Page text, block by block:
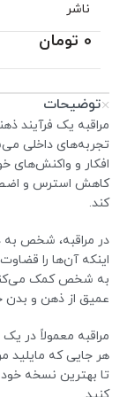
ناشر
0 تومان
توضیحات
مراقبه یک فرآیند
تجربه‌های داخلی
افکار و واکنش‌های
کاهش استرس و
کند.
در مراقبه، شخص
اینکه آن‌ها را
به شخص کمک می‌کند
عمیق از ذهن و بدن
مراقبه معمولاً در
هر جایی که مایلید
تا بهترین نسخه